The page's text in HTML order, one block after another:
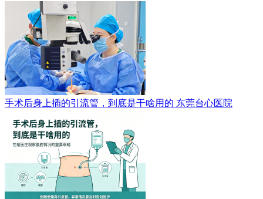
手术后身上插的引流管，到底是干啥用的 东莞台心医院